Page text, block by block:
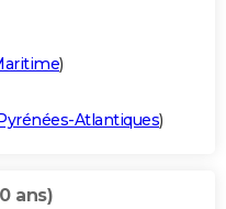
)
Atlantiques)
ans)